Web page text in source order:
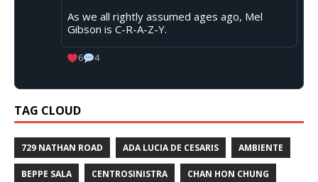
As we all rightly assumed ages ago, Mel
Gibson is C-R-A-Z-Y.
6 4
TAG CLOUD
729 NATHAN ROAD ADA LUCIA DE CESARIS AMBIENTE
BEPPE SALA CENTROSINISTRA CHAN HON CHUNG